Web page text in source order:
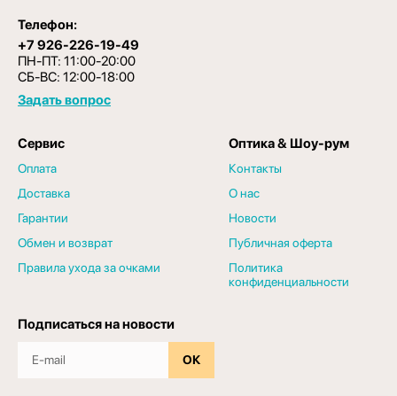
Телефон:
+7 926-226-19-49
ПН-ПТ: 11:00-20:00
СБ-ВС: 12:00-18:00
Задать вопрос
Сервис
Оплата
Доставка
Гарантии
Обмен и возврат
Правила ухода за очками
Оптика & Шоу-рум
Контакты
О нас
Новости
Публичная оферта
Политика
конфиденциальности
Подписаться на новости
ОК